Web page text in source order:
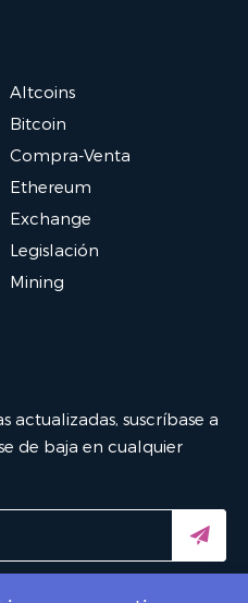
Altcoins
Bitcoin
Compra-Venta
Ethereum
Exchange
Legislación
Mining
actualizadas, suscríbase a
de baja en cualquier